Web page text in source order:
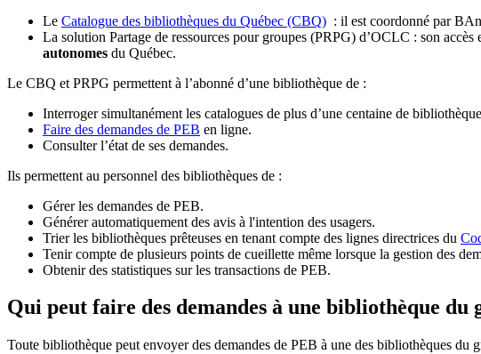
Le Catalogue des bibliothèques du Québec (CBQ) : il est coordonné par
La solution Partage de ressources pour groupes (PRPG) d’OCLC : son
autonomes du Québec.
Le CBQ et PRPG permettent à l’abonné d’une bibliothèque de :
Interroger simultanément les catalogues de plus d’une centaine de
Faire des demandes de PEB en ligne.
Consulter l’état de ses demandes.
Ils permettent au personnel des bibliothèques de :
Gérer les demandes de PEB.
Générer automatiquement des avis à l'intention des usagers.
Trier les bibliothèques prêteuses en tenant compte des lignes directrices du
Tenir compte de plusieurs points de cueillette même lorsque la gestion des
Obtenir des statistiques sur les transactions de PEB.
Qui peut faire des demandes à une bibliothèque du
Toute bibliothèque peut envoyer des demandes de PEB à une des bibliothèques du